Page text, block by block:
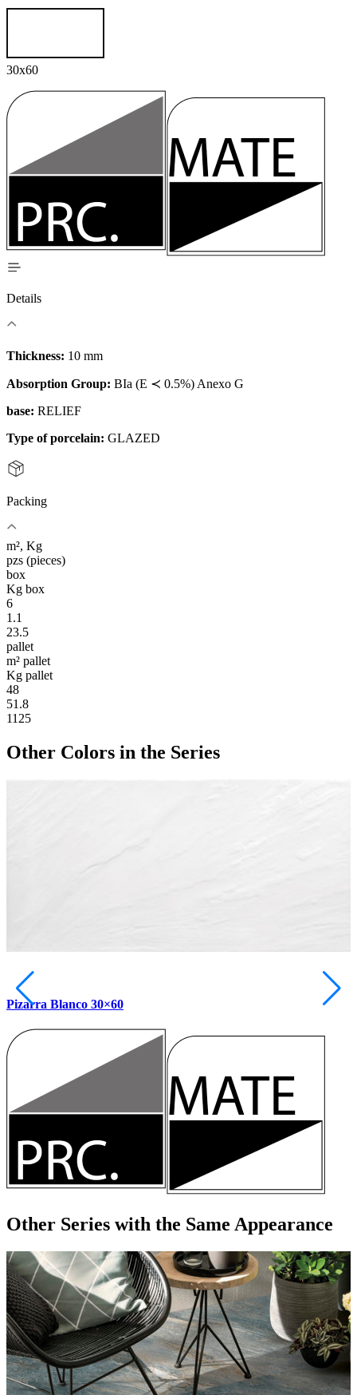
30x60
Details
Thickness: 10 mm
Absorption Group: BIa (E ≺ 0.5%) Anexo G
base: RELIEF
Type of porcelain: GLAZED
Packing
m², Kg
pzs (pieces)
box
Kg box
6
1.1
23.5
pallet
m² pallet
Kg pallet
48
51.8
1125
Other Colors in the Series
Pizarra Blanco 30×60
Other Series with the Same Appearance